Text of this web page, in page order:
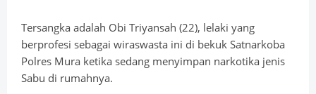
Tersangka adalah Obi Triyansah (22), lelaki yang
berprofesi sebagai wiraswasta ini di bekuk Satnarkoba
Polres Mura ketika sedang menyimpan narkotika jenis
Sabu di rumahnya.